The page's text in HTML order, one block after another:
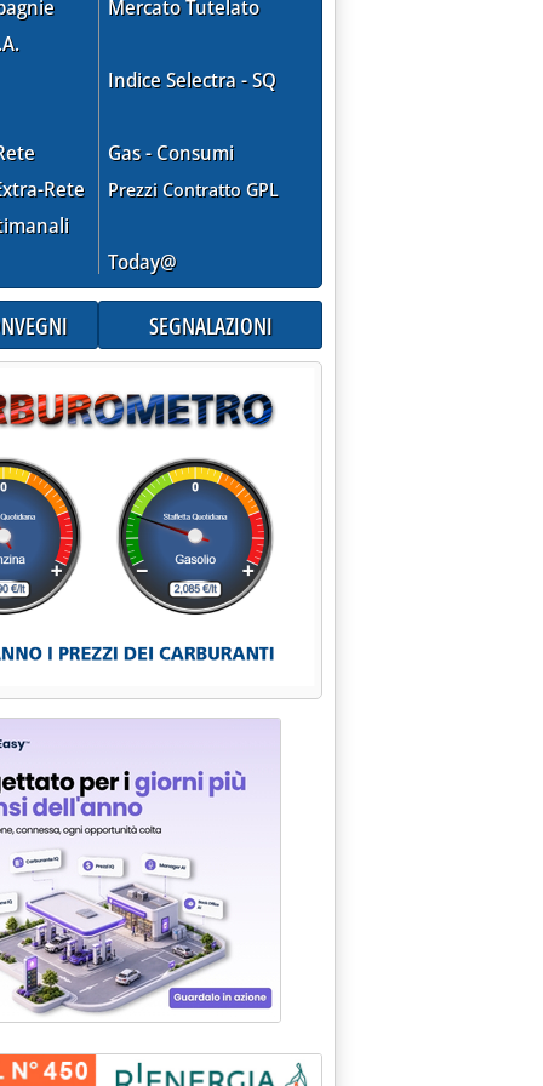
a causa degli aumenti'
per tutti i prodotti'
Rete
Mercato Tutelato
Indice Selectra - SQ
Gas - Consumi
Prezzi Contratto GPL
Today@
SEGNALAZIONI